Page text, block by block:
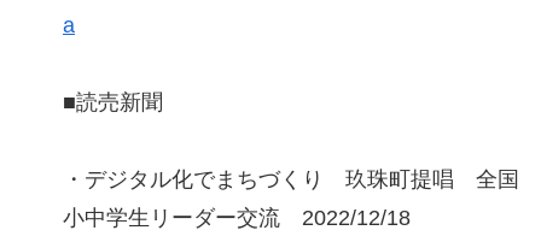
a
■読売新聞
・デジタル化でまちづくり 玖珠町提唱 全国
小中学生リーダー交流 2022/12/18